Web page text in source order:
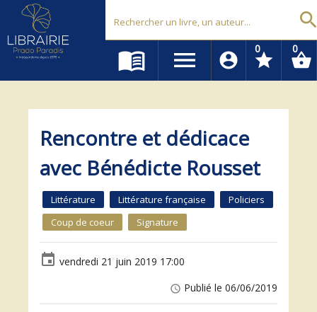
Librairie Prado Paradis - Marseille
menu_book menu account_circle star
0
shopping_basket
0
Rencontre et dédicace
avec Bénédicte Rousset
Littérature Littérature française
Policiers
Coup de coeur
Signature
event vendredi 21 juin 2019 17:00
access_time Publié le 06/06/2019